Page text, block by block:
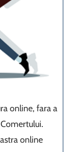
online, fara a
online